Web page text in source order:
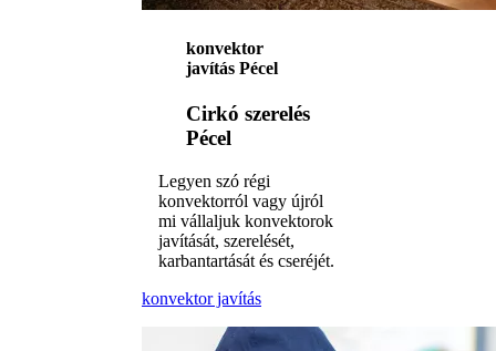
konvektor
javítás Pécel
Cirkó szerelés
Pécel
Legyen szó régi
konvektorról vagy újról
mi vállaljuk konvektorok
javítását, szerelését,
karbantartását és cseréjét.
konvektor javítás